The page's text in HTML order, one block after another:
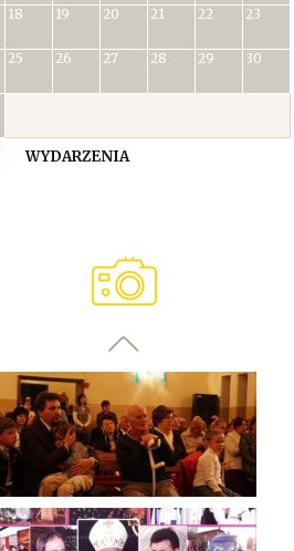
18 19 20 21 22 23
25 26 27 28 29 30
WYDARZENIA